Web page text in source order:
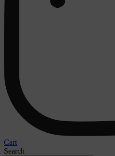
Cart
Search